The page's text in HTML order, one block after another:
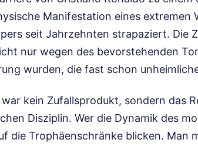
Manifestation eines extremen
seit Jahrzehnten strapaziert. Die
nur wegen des bevorstehenden
wurden, die fast schon
kein Zufallsprodukt, sondern das
Disziplin. Wer die Dynamik des
die Trophäenschränke blicken. Man